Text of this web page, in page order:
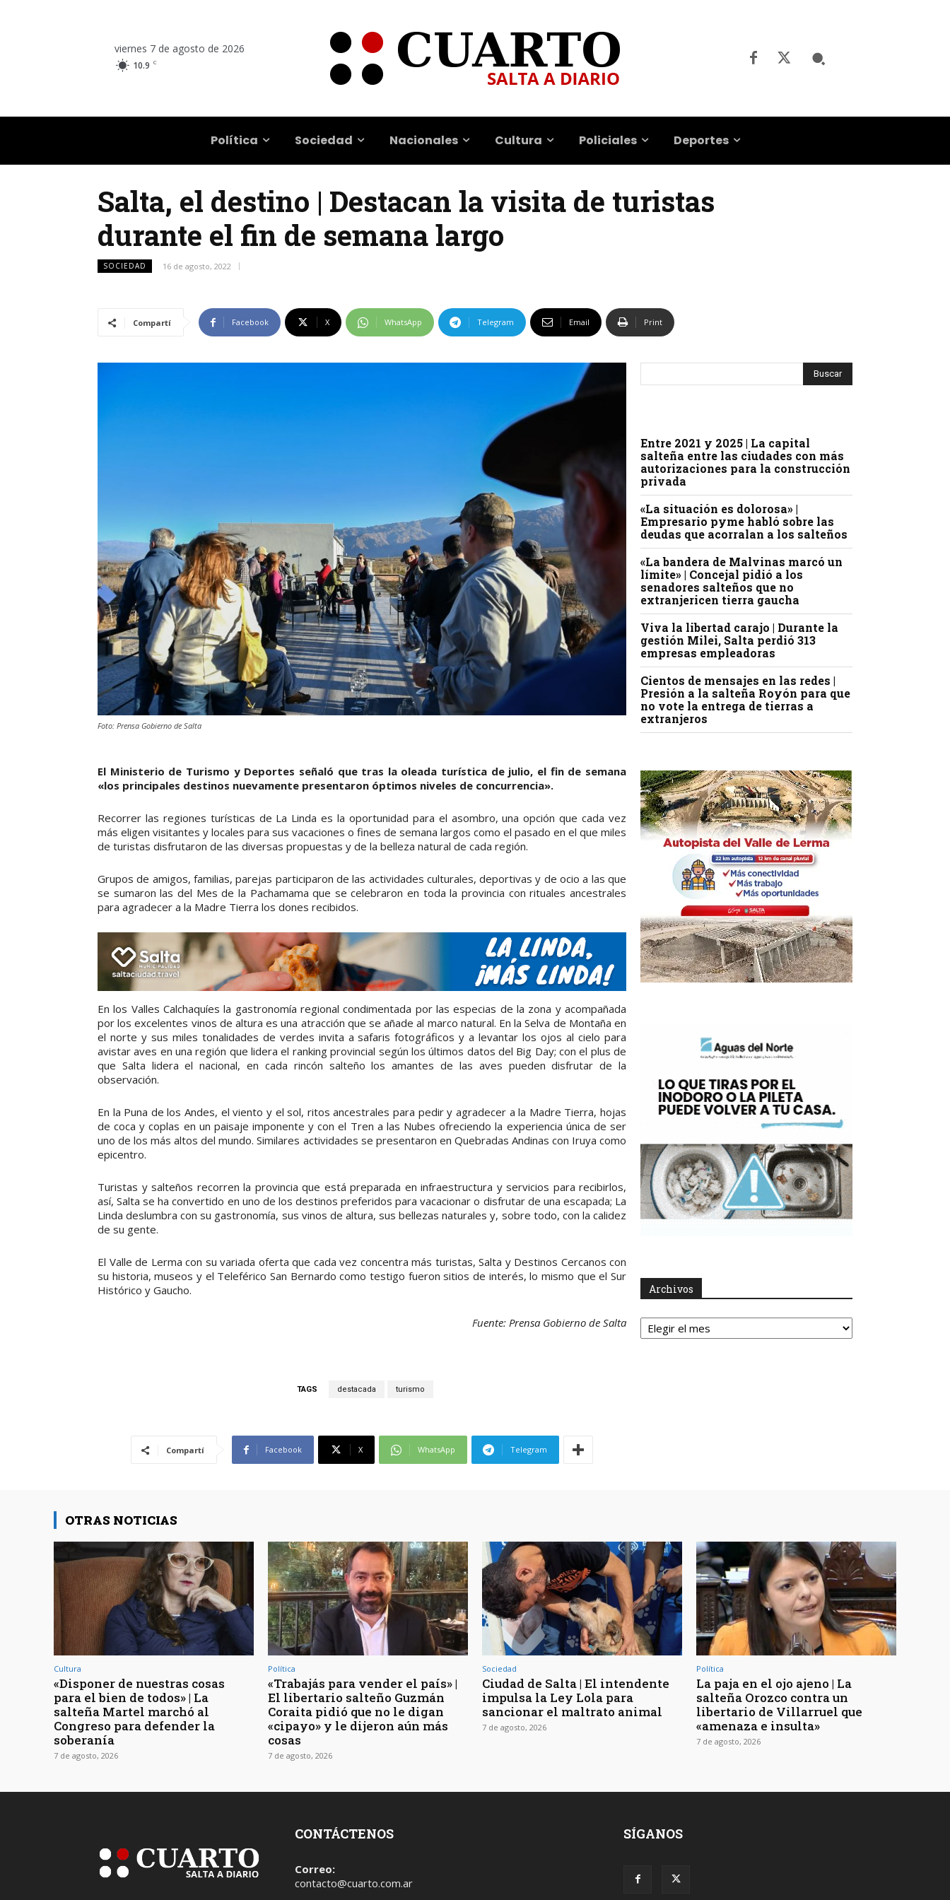
viernes 7 de agosto de 2026
10.9 C
Política Sociedad Nacionales Cultura Policiales Deportes
Salta, el destino | Destacan la visita de turistas
durante el fin de semana largo
SOCIEDAD 16 de agosto, 2022
Compartí Facebook X WhatsApp Telegram Email Print
Foto: Prensa Gobierno de Salta
El Ministerio de Turismo y Deportes señaló que tras la oleada turística de julio, el fin de semana
«los principales destinos nuevamente presentaron óptimos niveles de concurrencia».
Recorrer las regiones turísticas de La Linda es la oportunidad para el asombro, una opción que cada vez
más eligen visitantes y locales para sus vacaciones o fines de semana largos como el pasado en el que miles
de turistas disfrutaron de las diversas propuestas y de la belleza natural de cada región.
Grupos de amigos, familias, parejas participaron de las actividades culturales, deportivas y de ocio a las que
se sumaron las del Mes de la Pachamama que se celebraron en toda la provincia con rituales ancestrales
para agradecer a la Madre Tierra los dones recibidos.
En los Valles Calchaquíes la gastronomía regional condimentada por las especias de la zona y acompañada
por los excelentes vinos de altura es una atracción que se añade al marco natural. En la Selva de Montaña en
el norte y sus miles tonalidades de verdes invita a safaris fotográficos y a levantar los ojos al cielo para
avistar aves en una región que lidera el ranking provincial según los últimos datos del Big Day; con el plus de
que Salta lidera el nacional, en cada rincón salteño los amantes de las aves pueden disfrutar de la
observación.
En la Puna de los Andes, el viento y el sol, ritos ancestrales para pedir y agradecer a la Madre Tierra, hojas
de coca y coplas en un paisaje imponente y con el Tren a las Nubes ofreciendo la experiencia única de ser
uno de los más altos del mundo. Similares actividades se presentaron en Quebradas Andinas con Iruya como
epicentro.
Turistas y salteños recorren la provincia que está preparada en infraestructura y servicios para recibirlos,
así, Salta se ha convertido en uno de los destinos preferidos para vacacionar o disfrutar de una escapada; La
Linda deslumbra con su gastronomía, sus vinos de altura, sus bellezas naturales y, sobre todo, con la calidez
de su gente.
El Valle de Lerma con su variada oferta que cada vez concentra más turistas, Salta y Destinos Cercanos con
su historia, museos y el Teleférico San Bernardo como testigo fueron sitios de interés, lo mismo que el Sur
Histórico y Gaucho.
Fuente: Prensa Gobierno de Salta
TAGS destacada turismo
Compartí Facebook X WhatsApp Telegram
Entre 2021 y 2025 | La capital
salteña entre las ciudades con más
autorizaciones para la construcción
privada
«La situación es dolorosa» |
Empresario pyme habló sobre las
deudas que acorralan a los salteños
«La bandera de Malvinas marcó un
límite» | Concejal pidió a los
senadores salteños que no
extranjericen tierra gaucha
Viva la libertad carajo | Durante la
gestión Milei, Salta perdió 313
empresas empleadoras
Cientos de mensajes en las redes |
Presión a la salteña Royón para que
no vote la entrega de tierras a
extranjeros
Archivos
Archivos
OTRAS NOTICIAS
Cultura
«Disponer de nuestras cosas
para el bien de todos» | La
salteña Martel marchó al
Congreso para defender la
soberanía
7 de agosto, 2026
Política
«Trabajás para vender el país» |
El libertario salteño Guzmán
Coraita pidió que no le digan
«cipayo» y le dijeron aún más
cosas
7 de agosto, 2026
Sociedad
Ciudad de Salta | El intendente
impulsa la Ley Lola para
sancionar el maltrato animal
7 de agosto, 2026
Política
La paja en el ojo ajeno | La
salteña Orozco contra un
libertario de Villarruel que
«amenaza e insulta»
7 de agosto, 2026
CONTÁCTENOS
Correo:
contacto@cuarto.com.ar
SÍGANOS